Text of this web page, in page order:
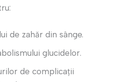
de zahăr din sânge.
glucidelor.
de complicații